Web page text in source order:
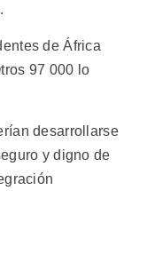
de África
97 000 lo
desarrollarse
y digno de